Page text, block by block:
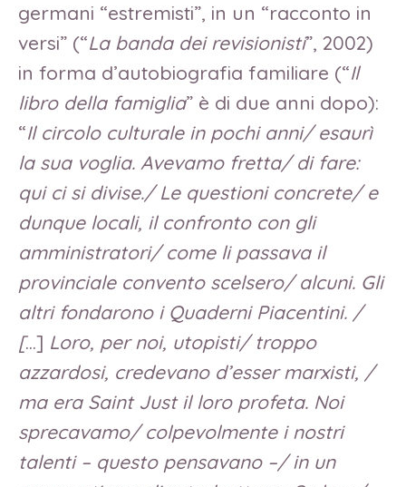
germani “estremisti”, in un “racconto in
versi” (“La banda dei revisionisti”, 2002)
in forma d’autobiografia familiare (“Il
libro della famiglia” è di due anni dopo):
“Il circolo culturale in pochi anni/ esaurì
la sua voglia. Avevamo fretta/ di fare:
qui ci si divise./ Le questioni concrete/ e
dunque locali, il confronto con gli
amministratori/ come li passava il
provinciale convento scelsero/ alcuni. Gli
altri fondarono i Quaderni Piacentini. /
[…] Loro, per noi, utopisti/ troppo
azzardosi, credevano d’esser marxisti, /
ma era Saint Just il loro profeta. Noi
sprecavamo/ colpevolmente i nostri
talenti – questo pensavano –/ in un